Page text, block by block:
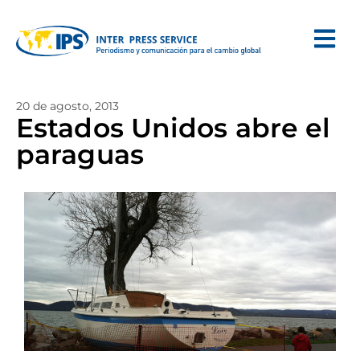
20 de agosto, 2013
Estados Unidos abre el
paraguas